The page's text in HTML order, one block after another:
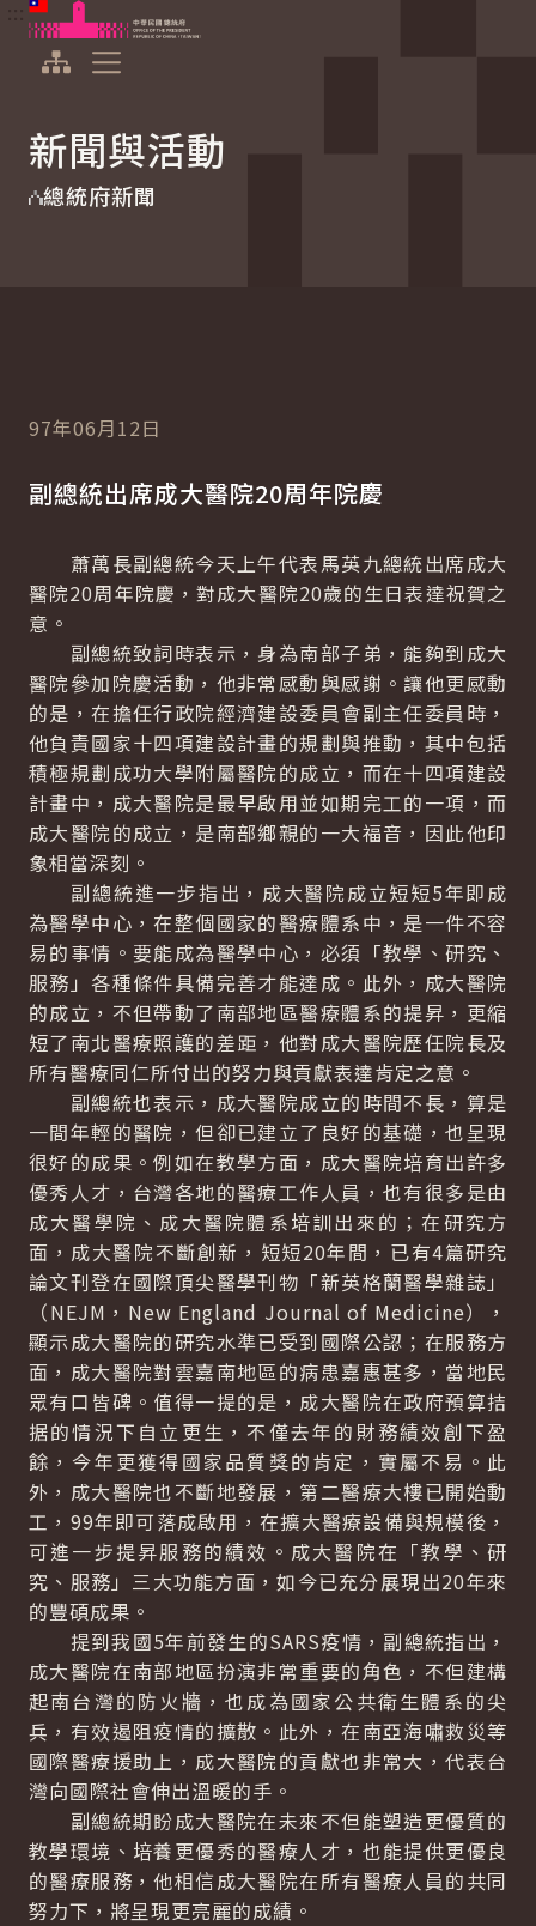
跳到主要內容
中華民國總統府
新聞與活動
總統府新聞
97年06月12日
副總統出席成大醫院20周年院慶
蕭萬長副總統今天上午代表馬英九總統出席成大
醫院20周年院慶，對成大醫院20歲的生日表達祝賀之
意。
副總統致詞時表示，身為南部子弟，能夠到成大
醫院參加院慶活動，他非常感動與感謝。讓他更感動
的是，在擔任行政院經濟建設委員會副主任委員時，
他負責國家十四項建設計畫的規劃與推動，其中包括
積極規劃成功大學附屬醫院的成立，而在十四項建設
計畫中，成大醫院是最早啟用並如期完工的一項，而
成大醫院的成立，是南部鄉親的一大福音，因此他印
象相當深刻。
副總統進一步指出，成大醫院成立短短5年即成
為醫學中心，在整個國家的醫療體系中，是一件不容
易的事情。要能成為醫學中心，必須「教學、研究、
服務」各種條件具備完善才能達成。此外，成大醫院
的成立，不但帶動了南部地區醫療體系的提昇，更縮
短了南北醫療照護的差距，他對成大醫院歷任院長及
所有醫療同仁所付出的努力與貢獻表達肯定之意。
副總統也表示，成大醫院成立的時間不長，算是
一間年輕的醫院，但卻已建立了良好的基礎，也呈現
很好的成果。例如在教學方面，成大醫院培育出許多
優秀人才，台灣各地的醫療工作人員，也有很多是由
成大醫學院、成大醫院體系培訓出來的；在研究方
面，成大醫院不斷創新，短短20年間，已有4篇研究
論文刊登在國際頂尖醫學刊物「新英格蘭醫學雜誌」
（NEJM，New England Journal of Medicine），
顯示成大醫院的研究水準已受到國際公認；在服務方
面，成大醫院對雲嘉南地區的病患嘉惠甚多，當地民
眾有口皆碑。值得一提的是，成大醫院在政府預算拮
据的情況下自立更生，不僅去年的財務績效創下盈
餘，今年更獲得國家品質獎的肯定，實屬不易。此
外，成大醫院也不斷地發展，第二醫療大樓已開始動
工，99年即可落成啟用，在擴大醫療設備與規模後，
可進一步提昇服務的績效。成大醫院在「教學、研
究、服務」三大功能方面，如今已充分展現出20年來
的豐碩成果。
提到我國5年前發生的SARS疫情，副總統指出，
成大醫院在南部地區扮演非常重要的角色，不但建構
起南台灣的防火牆，也成為國家公共衛生體系的尖
兵，有效遏阻疫情的擴散。此外，在南亞海嘯救災等
國際醫療援助上，成大醫院的貢獻也非常大，代表台
灣向國際社會伸出溫暖的手。
副總統期盼成大醫院在未來不但能塑造更優質的
教學環境、培養更優秀的醫療人才，也能提供更優良
的醫療服務，他相信成大醫院在所有醫療人員的共同
努力下，將呈現更亮麗的成績。